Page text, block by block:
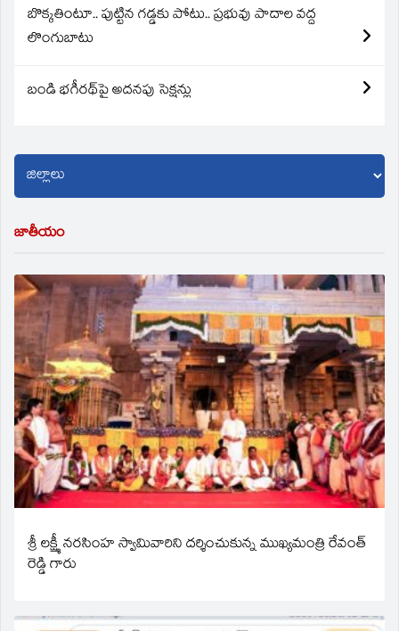
బొక్కతింటూ.. పుట్టిన గడ్డకు పోటు.. ప్రభువు పాదాల వద్ద
లొంగుబాటు
బండి భగీరథ్‌పై అదనపు సెక్షన్లు
జాతీయం
శ్రీ లక్ష్మీ నరసింహ స్వామివారిని దర్శించుకున్న ముఖ్యమంత్రి రేవంత్
రెడ్డి గారు